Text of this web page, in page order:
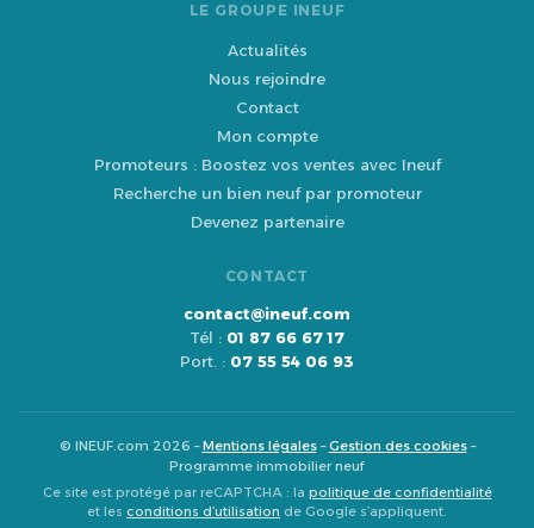
LE GROUPE INEUF
Actualités
Nous rejoindre
Contact
Mon compte
Promoteurs : Boostez vos ventes avec Ineuf
Recherche un bien neuf par promoteur
Devenez partenaire
CONTACT
contact@ineuf.com
Tél : 01 87 66 67 17
Port. : 07 55 54 06 93
© INEUF.com 2026 –Mentions légales–Gestion des cookies–
Programme immobilier neuf
Ce site est protégé par reCAPTCHA : la politique de confidentialité
et les conditions d’utilisation de Google s’appliquent.